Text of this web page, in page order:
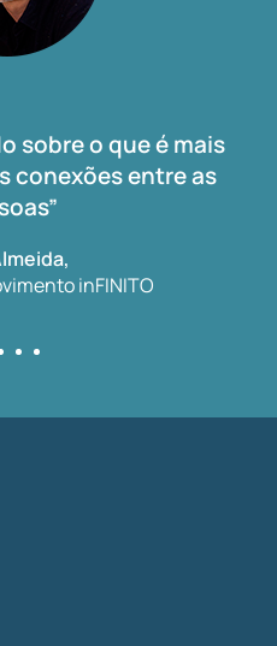
sobre o que é mais
conexões entre as
inFINITO